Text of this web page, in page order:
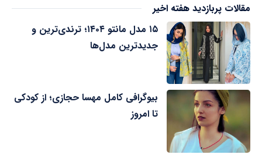
مقالات پربازدید هفته اخیر
۱۵ مدل مانتو ۱۴۰۴؛ ترندی‌ترین و
جدیدترین مدل‌ها
بیوگرافی کامل مهسا حجازی؛ از کودکی
تا امروز